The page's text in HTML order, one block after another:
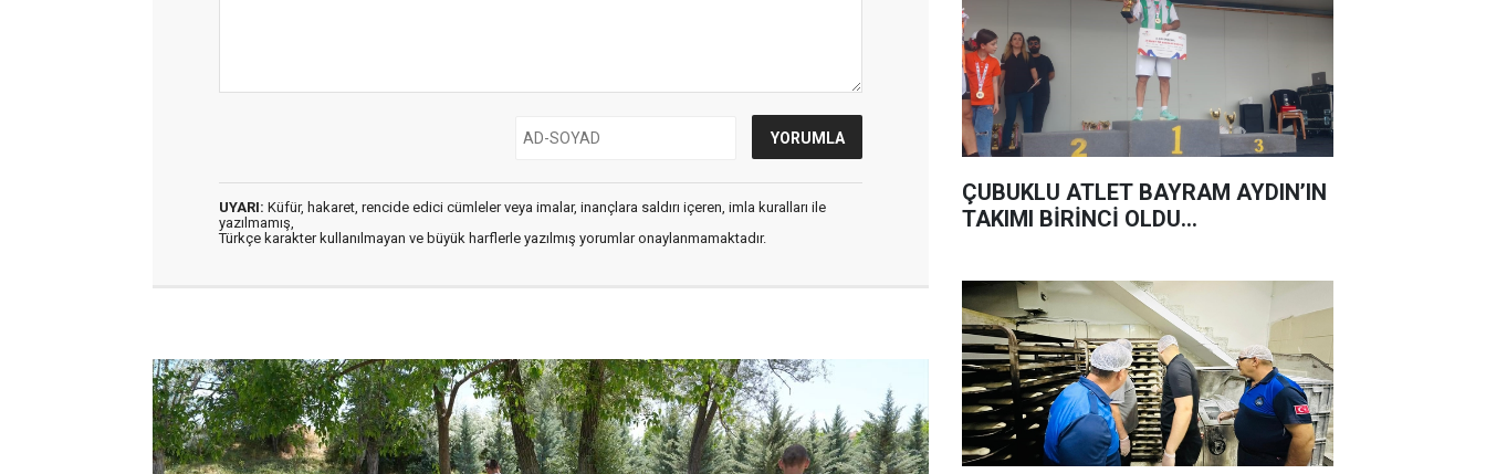
UYARI: Küfür, hakaret, rencide edici cümleler veya imalar, inançlara saldırı içeren, imla kuralları ile
yazılmamış,
Türkçe karakter kullanılmayan ve büyük harflerle yazılmış yorumlar onaylanmamaktadır.
ÇUBUKLU ATLET BAYRAM AYDIN’IN
TAKIMI BİRİNCİ OLDU...